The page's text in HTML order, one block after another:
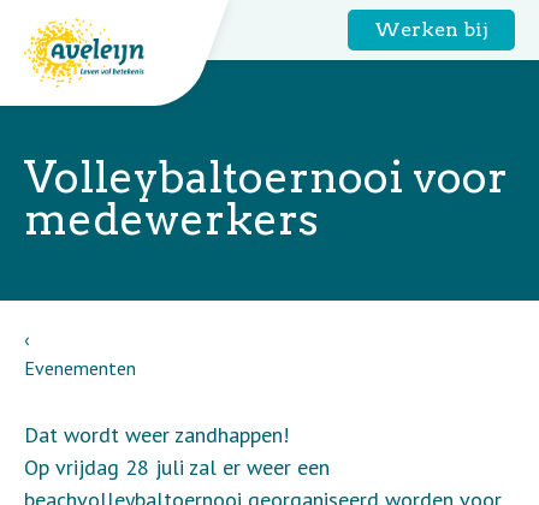
Werken bij
Volleybaltoernooi voor
medewerkers
Evenementen
Dat wordt weer zandhappen!
Op vrijdag 28 juli zal er weer een